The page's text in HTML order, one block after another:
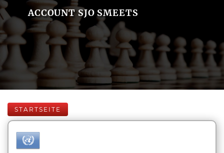
ACCOUNT SJO SMEETS
STARTSEITE